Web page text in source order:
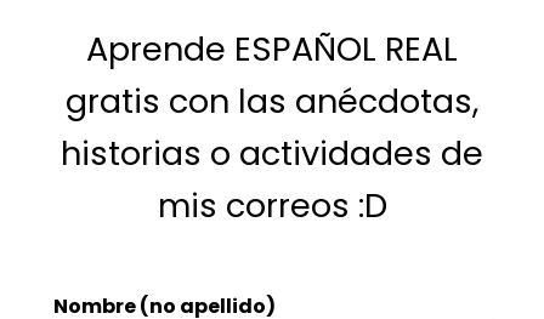
Aprende ESPAÑOL REAL
gratis con las anécdotas,
historias o actividades de
mis correos :D
Nombre (no apellido)